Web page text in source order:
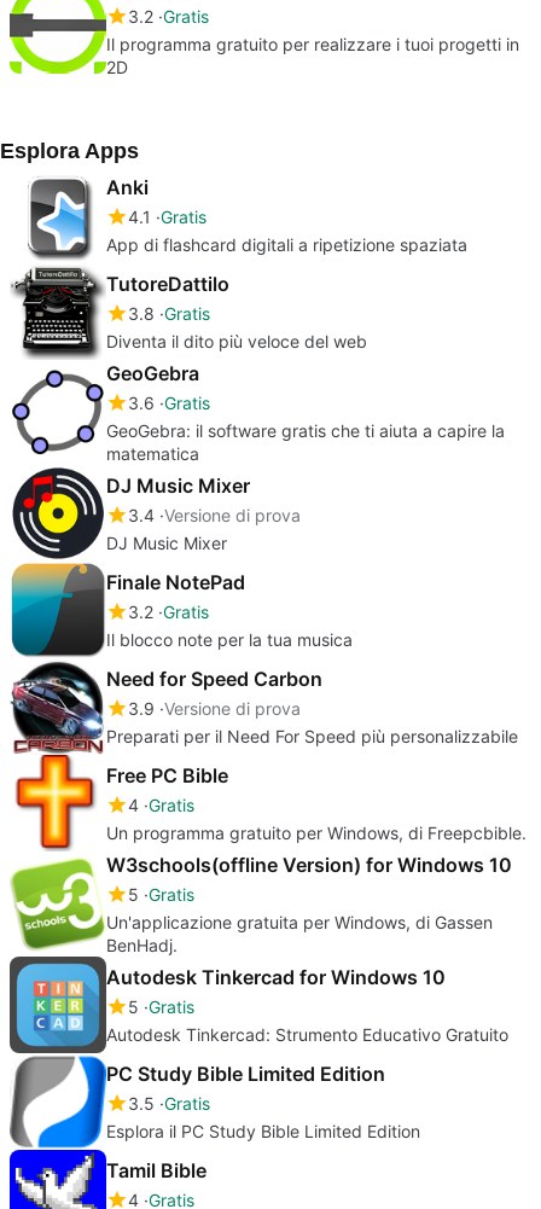
3.2 Gratis
Il programma gratuito per realizzare i tuoi progetti in
2D
Esplora Apps
Anki
4.1 Gratis
App di flashcard digitali a ripetizione spaziata
TutoreDattilo
3.8 Gratis
Diventa il dito più veloce del web
GeoGebra
3.6 Gratis
GeoGebra: il software gratis che ti aiuta a capire la
matematica
DJ Music Mixer
3.4 Versione di prova
DJ Music Mixer
Finale NotePad
3.2 Gratis
Il blocco note per la tua musica
Need for Speed Carbon
3.9 Versione di prova
Preparati per il Need For Speed più personalizzabile
Free PC Bible
4 Gratis
Un programma gratuito per Windows, di Freepcbible.
W3schools(offline Version) for Windows 10
5 Gratis
Un'applicazione gratuita per Windows, di Gassen
BenHadj.
Autodesk Tinkercad for Windows 10
5 Gratis
Autodesk Tinkercad: Strumento Educativo Gratuito
PC Study Bible Limited Edition
3.5 Gratis
Esplora il PC Study Bible Limited Edition
Tamil Bible
4 Gratis